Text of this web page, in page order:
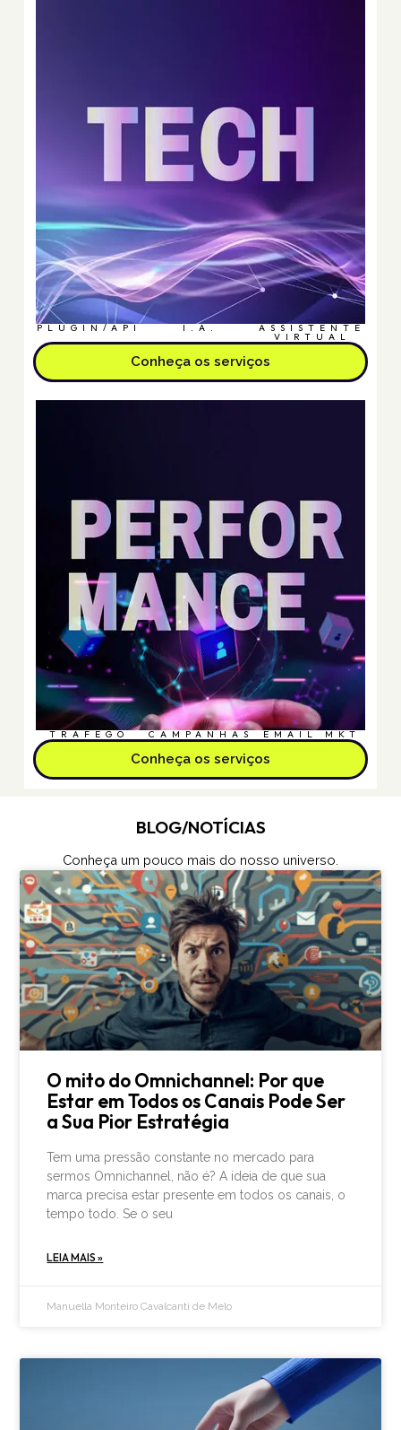
PLUGIN/API I.A. ASSISTENTE
VIRTUAL
Conheça os serviços
TRÁFEGO CAMPANHAS EMAIL MKT
Conheça os serviços
BLOG/NOTÍCIAS
Conheça um pouco mais do nosso universo.
O mito do Omnichannel: Por que
Estar em Todos os Canais Pode Ser
a Sua Pior Estratégia
Tem uma pressão constante no mercado para
sermos Omnichannel, não é? A ideia de que sua
marca precisa estar presente em todos os canais, o
tempo todo. Se o seu
LEIA MAIS »
Manuella Monteiro Cavalcanti de Melo